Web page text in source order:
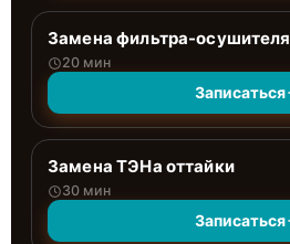
Замена фильтра-осушителя
20 мин
Записаться
Замена ТЭНа оттайки
30 мин
Записаться